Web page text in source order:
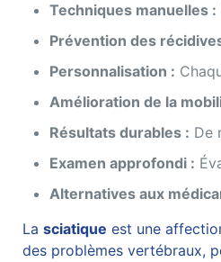
Techniques manuelles :
Prévention des
Personnalisation :
Amélioration de la
Résultats durables : De
Examen approfondi :
Alternatives aux
Lasciatique est une
des problèmes vertébraux,